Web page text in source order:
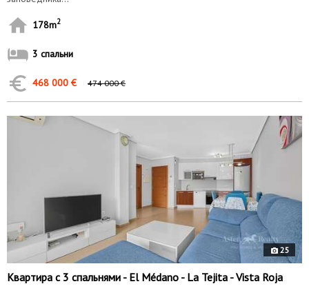
178m2
3 спальни
468 000 € 474 000 €
25
Квартира с 3 спальнями - El Médano - La Tejita - Vista Roja